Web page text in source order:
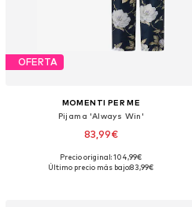
OFERTA
MOMENTI PER ME
Pijama 'Always Win'
83,99€
Tallas disponibles: S, M, XL
Precio original: 104,99€
Último precio más bajo:83,99€